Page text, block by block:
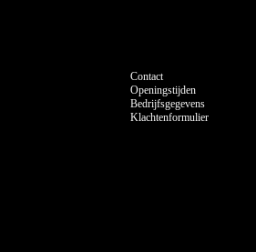
Contact
Openingstijden
Bedrijfsgegevens
Klachtenformulier